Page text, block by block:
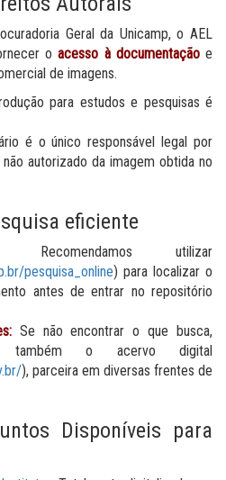
Geral da Unicamp, o AEL
oacesso à documentaçãoe
de imagens.
para estudos e pesquisas é
é o único responsável legal por
autorizado da imagem obtida no
eficiente
utilizar
pesquisa_online) para localizar o
antes de entrar no repositório
Se não encontrar o que busca,
também o acervo digital
), parceira em diversas frentes de
Disponíveis para